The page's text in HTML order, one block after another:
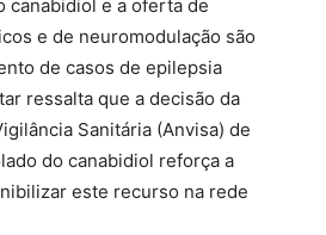
canabidiol e a oferta de
e de neuromodulação são
de casos de epilepsia
ressalta que a decisão da
Sanitária (Anvisa) de
do canabidiol reforça a
este recurso na rede